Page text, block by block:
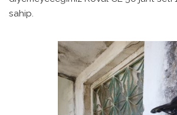
sahip.